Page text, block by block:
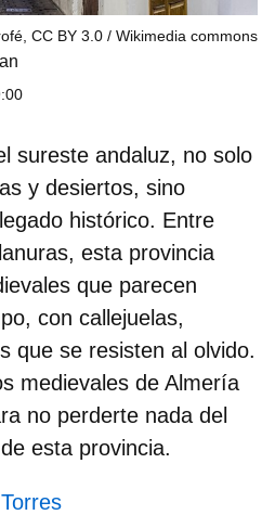
CC BY 3.0 Wikimedia commons
sureste andaluz, no solo
y desiertos, sino
histórico. Entre
esta provincia
que parecen
con callejuelas,
que se resisten al olvido.
medievales de Almería
no perderte nada del
esta provincia.